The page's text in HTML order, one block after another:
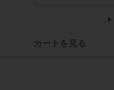
カートを見る